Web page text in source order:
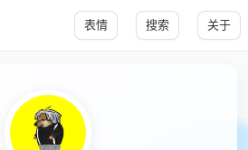
表情 搜索 关于